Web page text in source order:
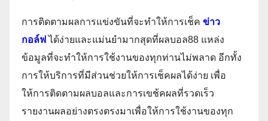
การติดตามผลการแข่งขันที่จะทำให้การเช็ค ข่าว
กอล์ฟ ได้ง่ายและแม่นยำมากสุดที่ผลบอล88 แหล่ง
ข้อมูลที่จะทำให้การใช้งานของทุกท่านไม่พลาด อีกทั้ง
การให้บริการที่มีส่วนช่วยให้การเช็คผลได้ง่าย เพื่อ
ให้การติดตามผลบอลและการเขช้คผลที่รวดเร็ว
รายงานผลอย่างตรงตรงมาเพื่อให้การใช้งานของทุก